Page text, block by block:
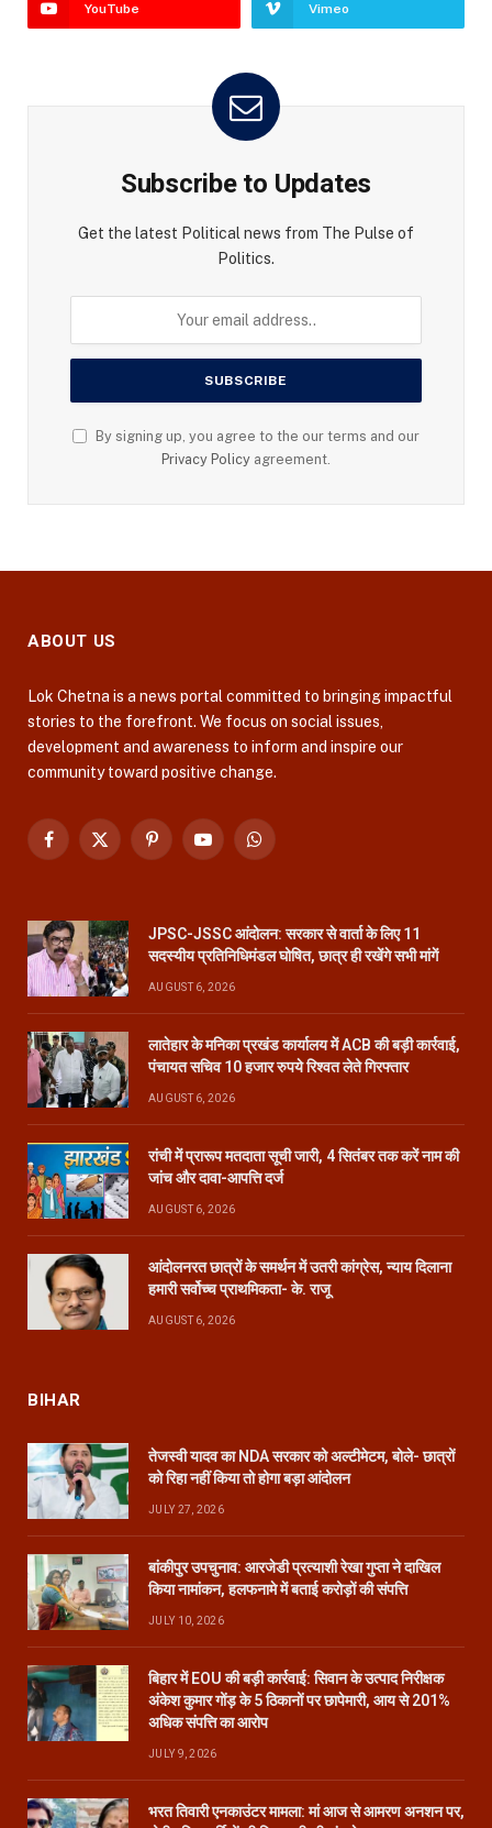
YouTube Vimeo
Subscribe to Updates
Get the latest Political news from The Pulse of
Politics.
By signing up, you agree to the our terms and our
Privacy Policy agreement.
ABOUT US
Lok Chetna is a news portal committed to bringing impactful
stories to the forefront. We focus on social issues,
development and awareness to inform and inspire our
community toward positive change.
Facebook
X
PinterestYouTubeWhatsApp
JPSC-JSSC आंदोलन: सरकार से वार्ता के लिए 11
सदस्यीय प्रतिनिधिमंडल घोषित, छात्र ही रखेंगे सभी मांगें
AUGUST 6, 2026
लातेहार के मनिका प्रखंड कार्यालय में ACB की बड़ी कार्रवाई,
पंचायत सचिव 10 हजार रुपये रिश्वत लेते गिरफ्तार
AUGUST 6, 2026
रांची में प्रारूप मतदाता सूची जारी, 4 सितंबर तक करें नाम की
जांच और दावा-आपत्ति दर्ज
AUGUST 6, 2026
आंदोलनरत छात्रों के समर्थन में उतरी कांग्रेस, न्याय दिलाना
हमारी सर्वोच्च प्राथमिकता- के. राजू
AUGUST 6, 2026
BIHAR
तेजस्वी यादव का NDA सरकार को अल्टीमेटम, बोले- छात्रों
को रिहा नहीं किया तो होगा बड़ा आंदोलन
JULY 27, 2026
बांकीपुर उपचुनाव: आरजेडी प्रत्याशी रेखा गुप्ता ने दाखिल
किया नामांकन, हलफनामे में बताई करोड़ों की संपत्ति
JULY 10, 2026
बिहार में EOU की बड़ी कार्रवाई: सिवान के उत्पाद निरीक्षक
अंकेश कुमार गोंड़ के 5 ठिकानों पर छापेमारी, आय से 201%
अधिक संपत्ति का आरोप
JULY 9, 2026
भरत तिवारी एनकाउंटर मामला: मां आज से आमरण अनशन पर,